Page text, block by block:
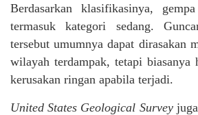
Berdasarkan klasifikasinya,
termasuk kategori sedang.
tersebut umumnya dapat dirasakan
wilayah terdampak, tetapi biasanya
kerusakan ringan apabila terjadi.
United States Geological Surveyjuga